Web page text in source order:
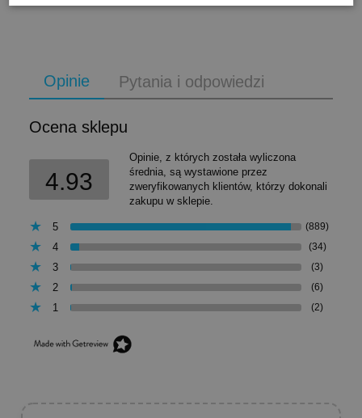
Opinie Pytania i odpowiedzi
Ocena sklepu
4.93
Opinie, z których została wyliczona
średnia, są wystawione przez
zweryfikowanych klientów, którzy dokonali
zakupu w sklepie.
5 (889)
4 (34)
3 (3)
2 (6)
1 (2)